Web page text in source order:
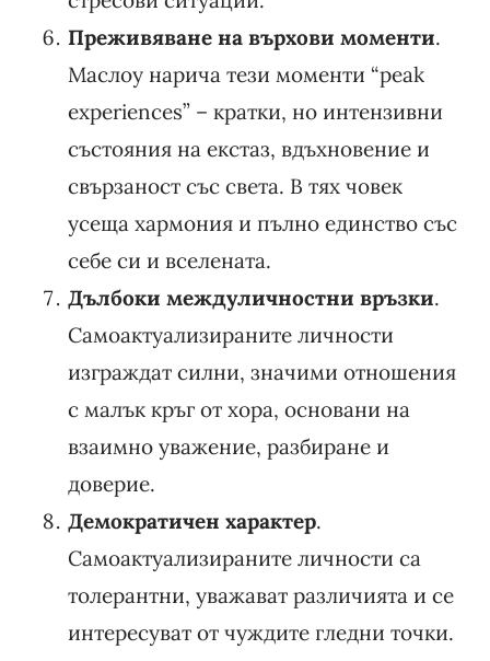
Преживяване на върхови моменти.
Маслоу нарича тези моменти “peak
experiences” – кратки, но интензивни
състояния на екстаз, вдъхновение и
свързаност със света. В тях човек
усеща хармония и пълно единство със
себе си и вселената.
Дълбоки междуличностни връзки.
Самоактуализираните личности
изграждат силни, значими отношения
с малък кръг от хора, основани на
взаимно уважение, разбиране и
доверие.
Демократичен характер.
Самоактуализираните личности са
толерантни, уважават различията и се
интересуват от чуждите гледни точки.